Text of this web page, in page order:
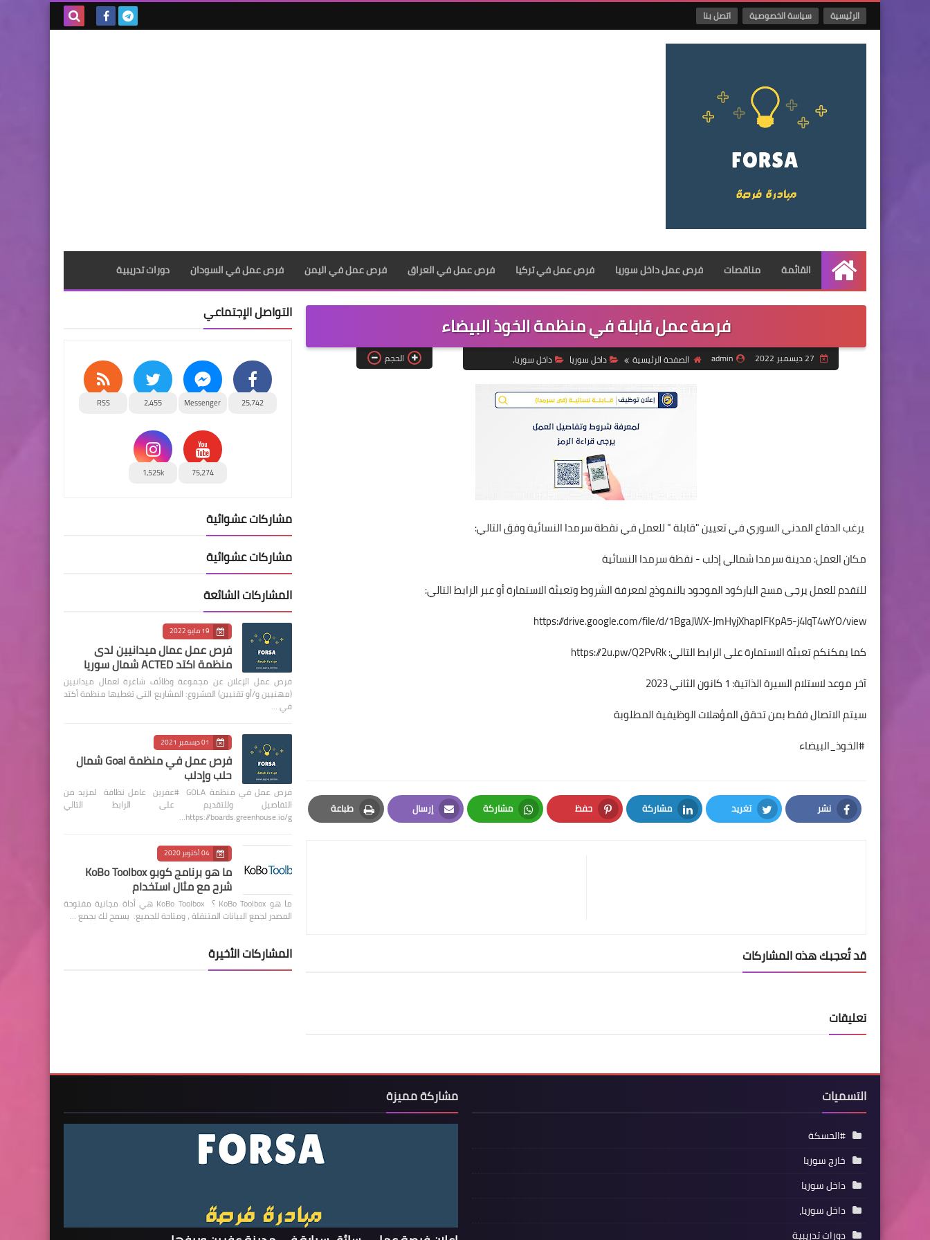
الرئيسية سياسة الخصوصية اتصل بنا
الرئيسية
القائمة مناقصات فرص عمل داخل سوريا فرص عمل في تركيا فرص عمل في العراق فرص عمل في اليمن فرص عمل في السودان دورات تدريبية
فرصة عمل قابلة في منظمة الخوذ البيضاء
admin الصفحة الرئيسية داخل سوريا داخل سوريا، الحجم
يرغب الدفاع المدني السوري في تعيين "قابلة " للعمل في نقطة سرمدا النسائية وفق التالي:
مكان العمل: مدينة سرمدا شمالي إدلب - نقطة سرمدا النسائية
للتقدم للعمل يرجى مسح الباركود الموجود بالنموذج لمعرفة الشروط وتعبئة الاستمارة أو عبر الرابط التالي:
https://drive.google.com/file/d/1BgaJWX-JmHyjXhapIFKpA5-j4lqT4wYO/view
كما يمكنكم تعبئة الاستمارة على الرابط التالي:https://2u.pw/Q2PvRk
آخر موعد لاستلام السيرة الذاتية: 1 كانون الثاني 2023
سيتم الاتصال فقط بمن تحقق المؤهلات الوظيفية المطلوبة
#الخوذ_البيضاء
نشر
Facebook
تغريد
Twitter
مشاركة
LinkedIn
حفظ
Pinterest
مشاركة
Whatsapp
إرسال
Email
طباعة
Print
قد تُعجبك هذه المشاركات
تعليقات
التواصل الإجتماعي
25,742
Messenger
2,455
RSS
75,274
1,525k
مشاركات عشوائية
مشاركات عشوائية
المشاركات الشائعة
19 مايو 2022
فرص عمل عمال ميدانيين لدى
منظمة اكتد ACTED شمال سوريا
فرص عمل الإعلان عن مجموعة وظائف شاغرة لعمال ميدانيين
(مهنيين و/أو تقنيين) المشروع: المشاريع التي تغطيها منظمة أكتد
في …
01 ديسمبر 2021
فرص عمل في منظمة Goal شمال
حلب وإدلب
فرص عمل في منظمة GOLA #عفرين عامل نظافة لمزيد من
التفاصيل وللتقديم على الرابط التالي
https://boards.greenhouse.io/g…
04 أكتوبر 2020
ما هو برنامج كوبو KoBo Toolbox
شرح مع مثال استخدام
ما هو KoBo Toolbox ؟ KoBo Toolbox هي أداة مجانية مفتوحة
المصدر لجمع البيانات المتنقلة ، ومتاحة للجميع. يسمح لك بجمع …
المشاركات الأخيرة
التسميات
#الحسكة
خارج سوريا
داخل سوريا
داخل سوريا،
دورات تدريبية
مشاركة مميزة